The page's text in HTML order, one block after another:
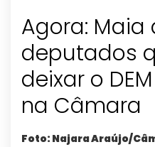
Agora: Maia
deputados
deixar o
na Câmara
Foto: Najara Araújo/